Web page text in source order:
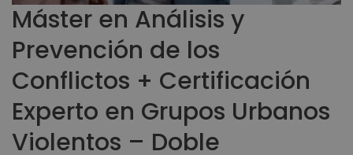
Máster en Análisis y
Prevención de los
Conflictos + Certificación
Experto en Grupos Urbanos
Violentos – Doble